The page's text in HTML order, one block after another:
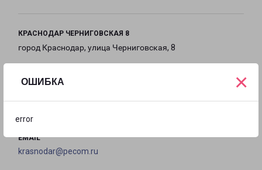
ОШИБКА
error
×
КРАСНОДАР ЧЕРНИГОВСКАЯ 8
город Краснодар, улица Черниговская, 8
ТЕЛЕФОН
EMAIL
krasnodar@pecom.ru